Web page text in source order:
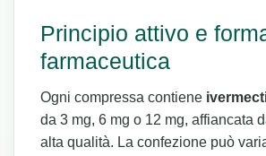
Principio attivo e
farmaceutica
Ogni compressa contiene
da 3 mg, 6 mg o 12 mg, affiancata
alta qualità. La confezione può